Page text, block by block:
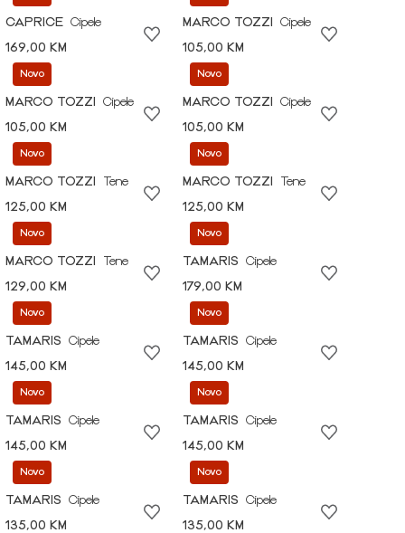
CAPRICE Cipele
169,00 KM
MARCO TOZZI
Cipele
105,00 KM
Novo
MARCO TOZZI
Cipele
105,00 KM
Novo
MARCO TOZZI
Cipele
105,00 KM
Novo
MARCO TOZZI
Tene
125,00 KM
Novo
MARCO TOZZI
Tene
125,00 KM
Novo
MARCO TOZZI
Tene
129,00 KM
Novo
TAMARIS
Cipele
179,00 KM
Novo
TAMARIS
Cipele
145,00 KM
Novo
TAMARIS
Cipele
145,00 KM
Novo
TAMARIS
Cipele
145,00 KM
Novo
TAMARIS
Cipele
145,00 KM
Novo
TAMARIS
Cipele
135,00 KM
Novo
TAMARIS
Cipele
135,00 KM